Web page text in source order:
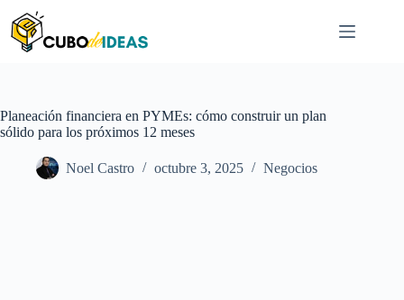
contenido
Planeación financiera en PYMEs: cómo construir un plan
sólido para los próximos 12 meses
Noel Castro octubre 3, 2025 Negocios